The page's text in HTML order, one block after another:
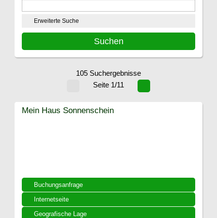
Erweiterte Suche
105 Suchergebnisse
Seite 1/11
Buchungsanfrage
Internetseite
Geografische Lage
Mein Haus Sonnenschein